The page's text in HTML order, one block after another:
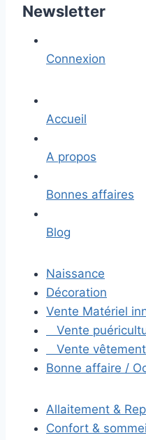
Newsletter
Connexion
Accueil
A propos
Bonnes affaires
Blog
Naissance
Décoration
Vente Matériel
Vente
Vente
Bonne affaire /
Allaitement &
Confort &